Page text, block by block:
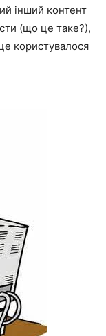
інший контент
(що це таке?),
користувалося